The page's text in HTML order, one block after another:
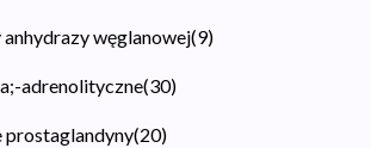
węglanowej(9)
adrenolityczne(30)
prostaglandyny(20)